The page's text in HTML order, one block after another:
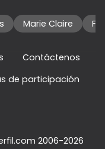
Marie Claire
Contáctenos
de participación
2006-2026